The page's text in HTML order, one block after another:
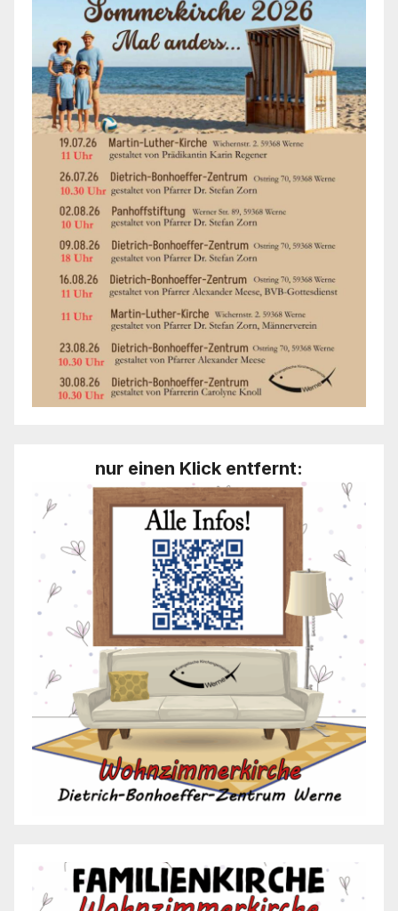
nur einen Klick entfernt: